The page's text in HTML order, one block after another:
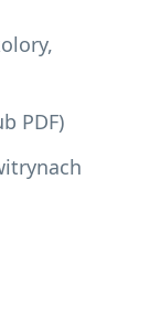
PDF)